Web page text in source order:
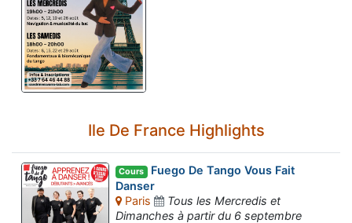
Ile De France Highlights
Cours Fuego De Tango Vous Fait
Danser
Paris
Tous les Mercredis et
Dimanches à partir du 6 septembre